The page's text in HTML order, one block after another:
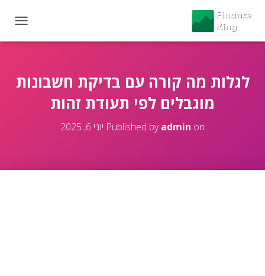
O
E
לגלות מה קורה עם בדיקת חשבונות
מוגבלים לפי תעודת זהות
Published byadmin on יוני 6, 2025